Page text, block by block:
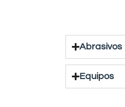
Abrasivos
Equipos